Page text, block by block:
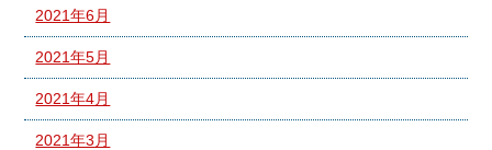
2021年6月
2021年5月
2021年4月
2021年3月